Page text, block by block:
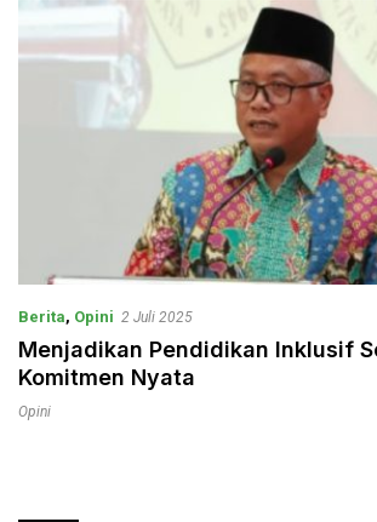
Islam
Berita, Opini 2 Juli 2025
Menjadikan Pendidikan Inklusif
Komitmen Nyata
Opini